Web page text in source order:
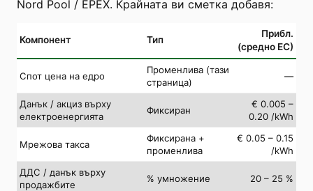
Nord Pool / EPEX. Крайната ви сметка добавя:
Компонент Тип
Прибл.
(средно ЕС)
Спот цена на едро
Променлива (тази
страница)
—
Данък / акциз върху
електроенергията
Фиксиран
€ 0.005 –
0.20 /kWh
Мрежова такса
Фиксирана +
променлива
€ 0.05 – 0.15
/kWh
ДДС / данък върху
продажбите
% умножение 20 – 25 %